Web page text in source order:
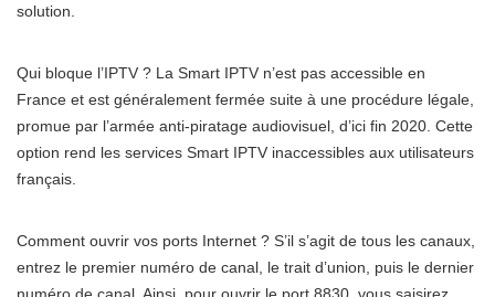
solution.
Qui bloque l’IPTV ? La Smart IPTV n’est pas accessible en
France et est généralement fermée suite à une procédure légale,
promue par l’armée anti-piratage audiovisuel, d’ici fin 2020. Cette
option rend les services Smart IPTV inaccessibles aux utilisateurs
français.
Comment ouvrir vos ports Internet ? S’il s’agit de tous les canaux,
entrez le premier numéro de canal, le trait d’union, puis le dernier